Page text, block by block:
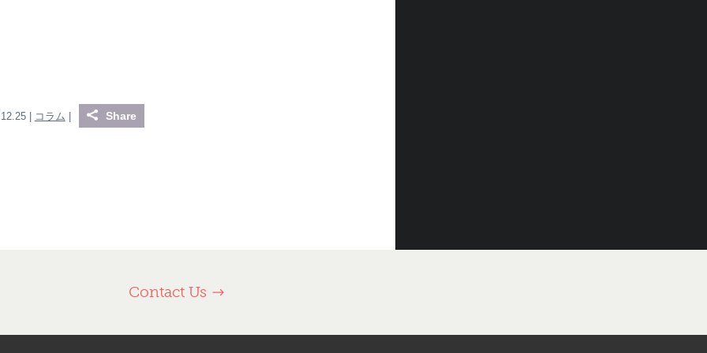
| コラム Share
Contact Us